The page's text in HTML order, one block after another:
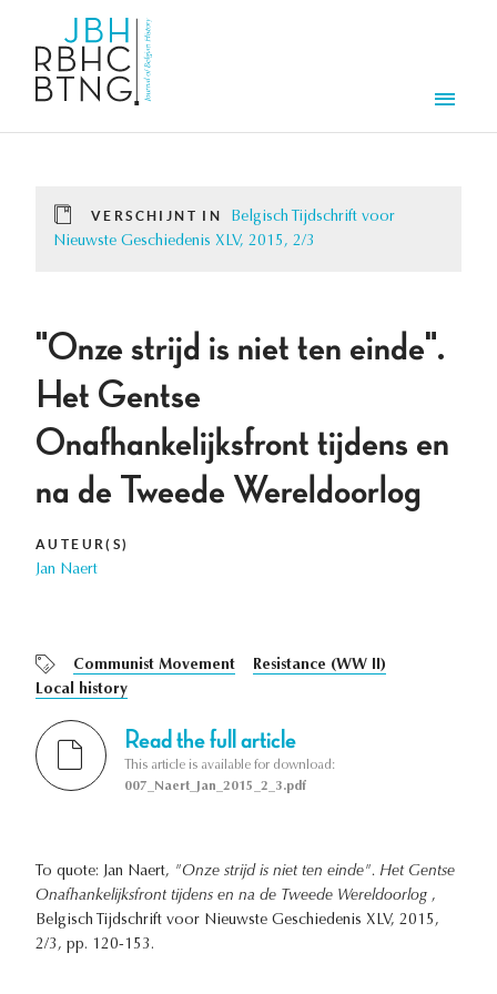
VERSCHIJNT IN
Belgisch Tijdschrift voor
Nieuwste Geschiedenis XLV, 2015, 2/3
"Onze strijd is niet ten einde".
Het Gentse
Onafhankelijksfront tijdens en
na de Tweede Wereldoorlog
AUTEUR(S)
Jan Naert
Communist Movement
Resistance (WW II)
Local history
Read the full article
This article is available for download:
007_Naert_Jan_2015_2_3.pdf
To quote: Jan Naert, "Onze strijd is niet ten einde". Het Gentse
Onafhankelijksfront tijdens en na de Tweede Wereldoorlog ,
Belgisch Tijdschrift voor Nieuwste Geschiedenis XLV, 2015,
2/3, pp. 120-153.